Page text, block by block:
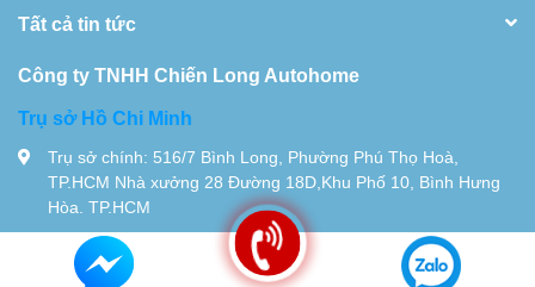
Tất cả tin tức
Công ty TNHH Chiến Long Autohome
Trụ sở Hồ Chi Minh
Trụ sở chính: 516/7 Bình Long, Phường Phú Thọ Hoà,
TP.HCM Nhà xưởng 28 Đường 18D,Khu Phố 10, Bình Hưng
Hòa. TP.HCM
Tel:0934115119